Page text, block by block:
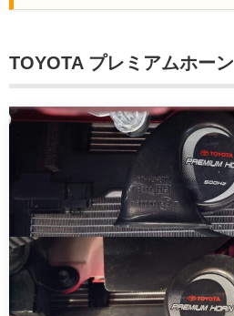
TOYOTA プレミアムホーン